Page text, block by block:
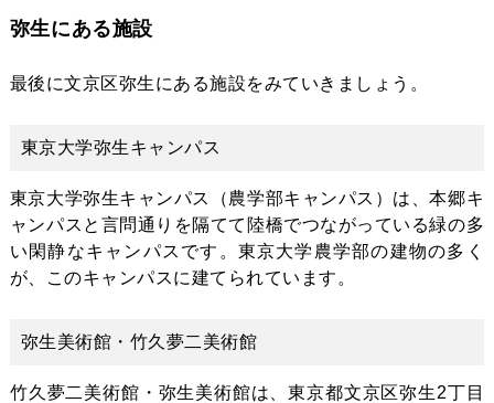
弥生にある施設
最後に文京区弥生にある施設をみていきましょう。
東京大学弥生キャンパス
東京大学弥生キャンパス（農学部キャンパス）は、本郷キ
ャンパスと言問通りを隔てて陸橋でつながっている緑の多
い閑静なキャンパスです。東京大学農学部の建物の多く
が、このキャンパスに建てられています。
弥生美術館・竹久夢二美術館
竹久夢二美術館・弥生美術館は、東京都文京区弥生2丁目